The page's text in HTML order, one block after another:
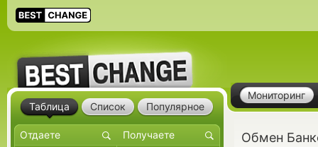
Мониторинг
Обмен
Таблица Список Популярное